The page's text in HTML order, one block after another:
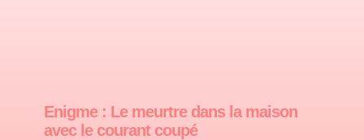
Enigme : Le meurtre dans la maison
avec le courant coupé